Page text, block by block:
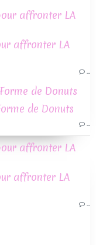
affronter LA
de Donuts
affronter LA